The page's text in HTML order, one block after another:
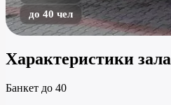
до 40 чел
Характеристики зала
Банкет до 40